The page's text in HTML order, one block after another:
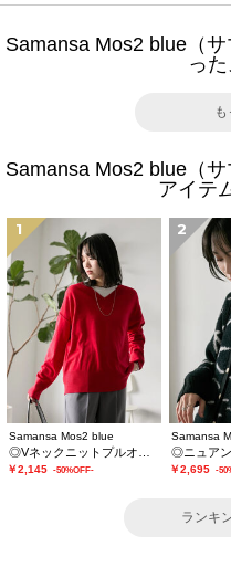
Samansa Mos2 blue（
っ
Samansa Mos2 blue（
アイテ
1
Samansa Mos2 blue
￥2,145 -50%OFF-
2
Samansa
◎ニュア
￥2,695 -
ランキ